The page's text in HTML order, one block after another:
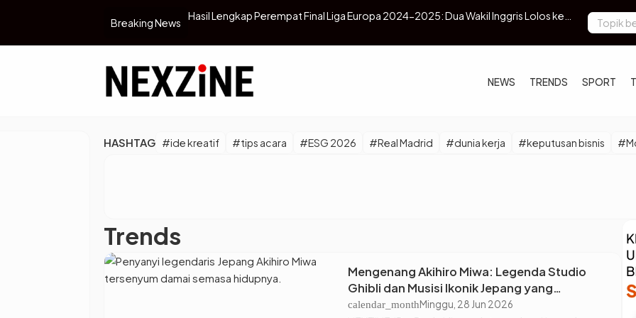
Breaking News
Hasil Lengkap Perempat Final Liga Europa 2024-2025: Dua Wakil Inggris Lolos ke
Kehadiran
NEWS TRENDS SPORT
HASHTAG #ide kreatif #tips acara #ESG 2026 #Real Madrid #dunia kerja #keputusan bisnis
Trends
Mengenang Akihiro Miwa: Legenda Studio
Ghibli dan Musisi Ikonik Jepang yang
Berpulang
calendar_monthMinggu, 28 Jun 2026